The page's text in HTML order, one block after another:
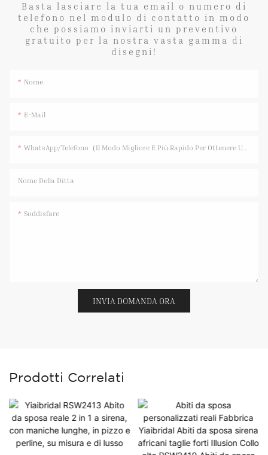
Basta lasciare la tua email o numero di
telefono nel modulo di contatto in modo
che possiamo inviarti un preventivo
gratuito per la nostra vasta gamma di
disegni!
Nome
E-Mail
WhatsApp/Telefono（Il Modo Migliore E Più Rapido Per Ottenere Una Risposta）
Nome Della Ditta
Soddisfare
INVIA DOMANDA ORA
Prodotti Correlati